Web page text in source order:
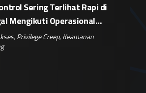
Sering Terlihat Rapi di
Mengikuti Operasional
,Privilege Creep,Keamanan